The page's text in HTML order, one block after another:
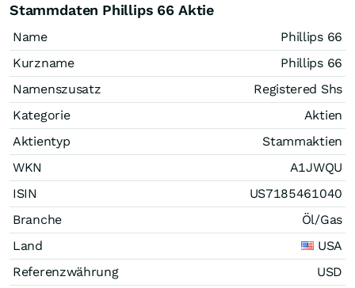
Stammdaten Phillips 66 Aktie
Name
Phillips 66
Kurzname
Phillips 66
Namenszusatz
Registered Shs
Kategorie
Aktien
Aktientyp
Stammaktien
WKN
A1JWQU
ISIN
US7185461040
Branche
Öl/Gas
Land
USA
Referenzwährung
USD